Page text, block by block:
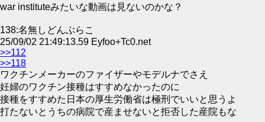
war instituteみたいな動画は見ないのかな？
138:名無しどんぶらこ
25/09/02 21:49:13.59 Eyfoo+Tc0.net
>>112
>>118
ワクチンメーカーのファイザーやモデルナでさえ
妊婦のワクチン接種はすすめなかったのに
接種をすすめた日本の厚生労働省は極刑でいいと思うよ
打たないとうちの病院で産ませないと拒否した産院もな